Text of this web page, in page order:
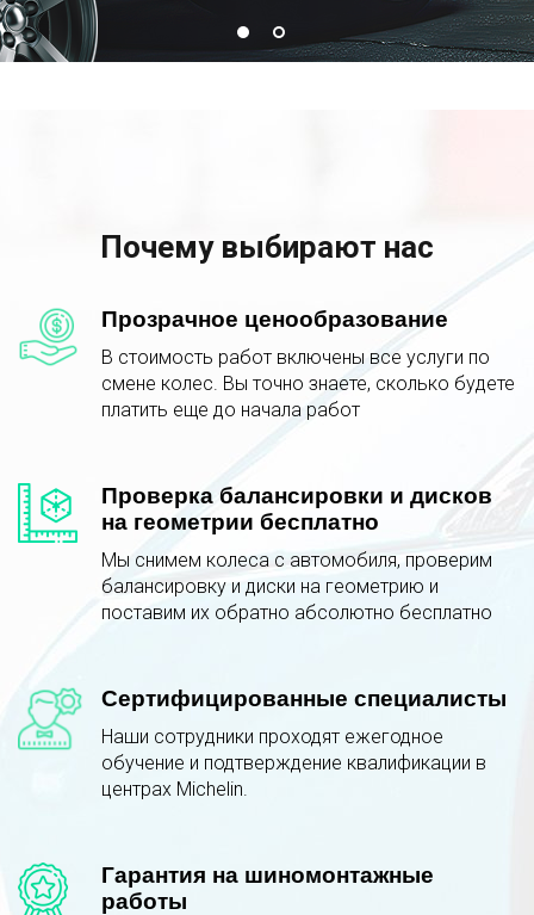
Почему выбирают нас
Прозрачное ценообразование
В стоимость работ включены все услуги по
смене колес. Вы точно знаете, сколько будете
платить еще до начала работ
Проверка балансировки и дисков
на геометрии бесплатно
Мы снимем колеса с автомобиля, проверим
балансировку и диски на геометрию и
поставим их обратно абсолютно бесплатно
Сертифицированные специалисты
Наши сотрудники проходят ежегодное
обучение и подтверждение квалификации в
центрах Michelin.
Гарантия на шиномонтажные
работы